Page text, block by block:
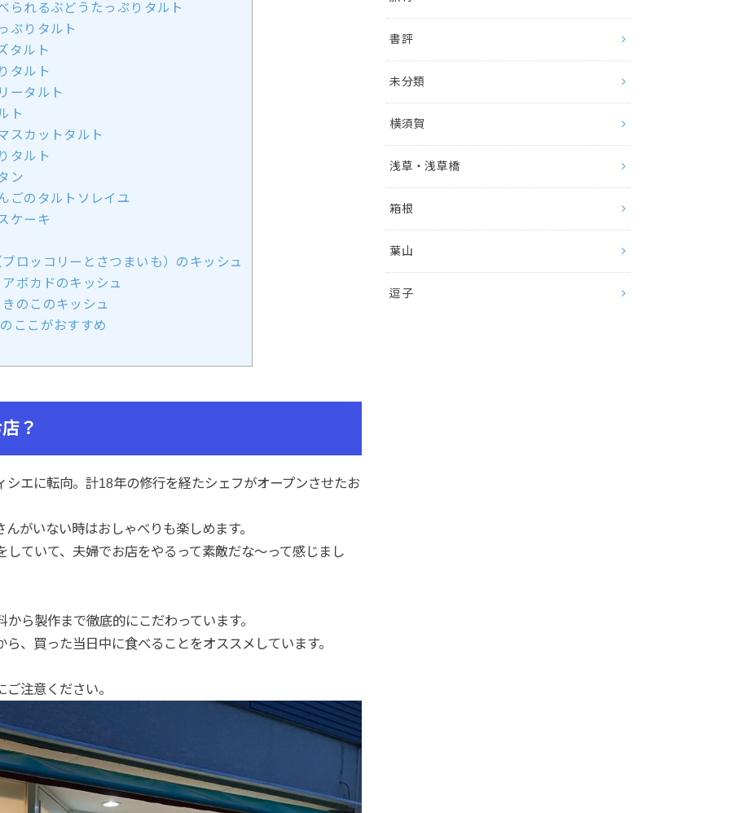
られるぶどうたっぷりタルト
ぷりタルト
タルト
タルト
ータルト
ト
スカットタルト
タルト
ン
ごのタルトソレイユ
ケーキ
ロッコリーとさつまいも）のキッシュ
ボカドのキッシュ
のこのキッシュ
ここがおすすめ
？
エに転向。計18年の修行を経たシェフがオープンさせたお
がいない時はおしゃべりも楽しめます。
ていて、夫婦でお店をやるって素敵だな〜って感じまし
ら製作まで徹底的にこだわっています。
、買った当日中に食べることをオススメしています。
注意ください。
書評
未分類
横須賀
浅草・浅草橋
箱根
葉山
逗子